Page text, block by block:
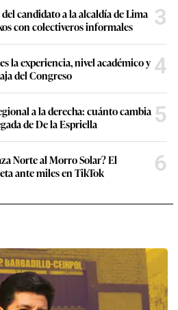
candidato a la alcaldía de Lima
con colectiveros informales
3
la experiencia, nivel académico y
del Congreso
4
a la derecha: cuánto cambia
de De la Espriella
5
Norte al Morro Solar? El
ante miles en TikTok
6